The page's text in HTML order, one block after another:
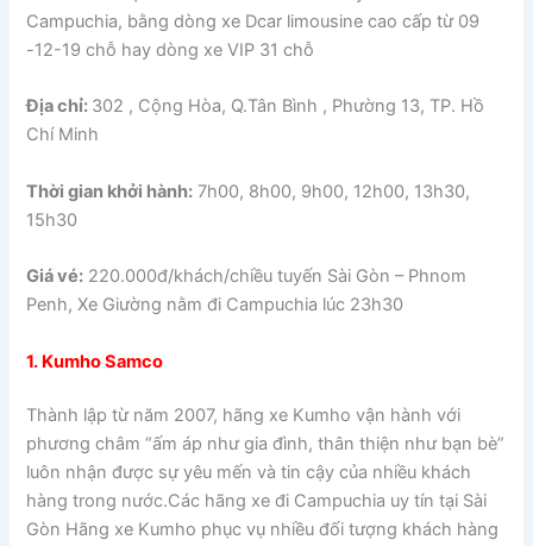
Campuchia, bằng dòng xe Dcar limousine cao cấp từ 09
-12-19 chỗ hay dòng xe VIP 31 chỗ
Địa chỉ: 302 , Cộng Hòa, Q.Tân Bình , Phường 13, TP. Hồ
Chí Minh
Thời gian khởi hành: 7h00, 8h00, 9h00, 12h00, 13h30,
15h30
Giá vé: 220.000đ/khách/chiều tuyến Sài Gòn – Phnom
Penh, Xe Giường nằm đi Campuchia lúc 23h30
1. Kumho Samco
Thành lập từ năm 2007, hãng xe Kumho vận hành với
phương châm “ấm áp như gia đình, thân thiện như bạn bè”
luôn nhận được sự yêu mến và tin cậy của nhiều khách
hàng trong nước.Các hãng xe đi Campuchia uy tín tại Sài
Gòn Hãng xe Kumho phục vụ nhiều đối tượng khách hàng